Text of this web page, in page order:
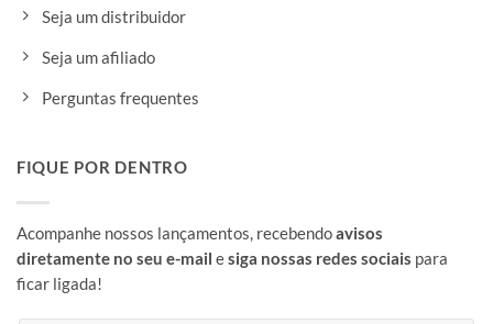
Seja um distribuidor
Seja um afiliado
Perguntas frequentes
FIQUE POR DENTRO
Acompanhe nossos lançamentos, recebendoavisos
diretamente no seu e-mail esiga nossas redes sociais para
ficar ligada!